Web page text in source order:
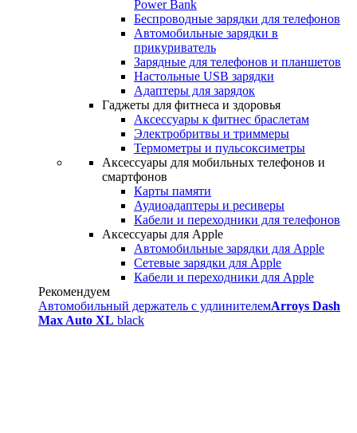
Power Bank
Беспроводные зарядки для телефонов
Автомобильные зарядки в
прикуриватель
Зарядные для телефонов и планшетов
Настольные USB зарядки
Адаптеры для зарядок
Гаджеты для фитнеса и здоровья
Аксессуары к фитнес браслетам
Электробритвы и триммеры
Термометры и пульсоксиметры
Аксессуары для мобильных телефонов и
смартфонов
Карты памяти
Аудиоадаптеры и ресиверы
Кабели и переходники для телефонов
Аксессуары для Apple
Автомобильные зарядки для Apple
Сетевые зарядки для Apple
Кабели и переходники для Apple
Рекомендуем
Автомобильный держатель с удлинителемArroys Dash
Max Auto XL black